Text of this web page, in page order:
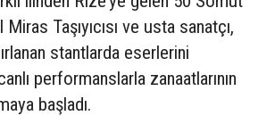
Taşıyıcısı ve usta sanatçı,
stantlarda eserlerini
performanslarla zanaatlarının
başladı.